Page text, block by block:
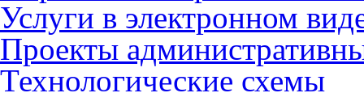
Услуги в электронном
Проекты
Технологические схемы